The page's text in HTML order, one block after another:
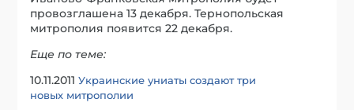
провозглашена 13 декабря. Тернопольская
митрополия появится 22 декабря.
Еще по теме:
10.11.2011Украинские униаты создают три
новых митрополии